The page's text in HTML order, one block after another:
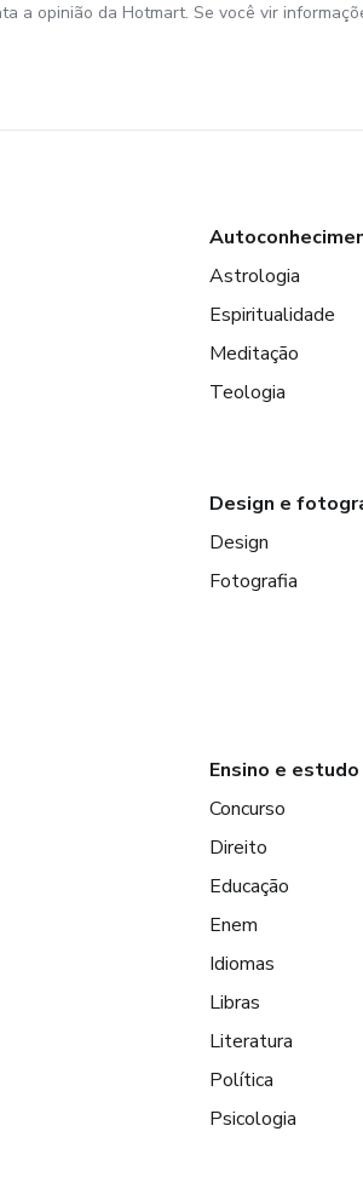
a opinião da Hotmart. Se você vir
Astrologia
Espiritualidade
Meditação
Teologia
Design e
Design
Fotografia
Ensino e
Concurso
Direito
Educação
Enem
Idiomas
Libras
Literatura
Política
Psicologia